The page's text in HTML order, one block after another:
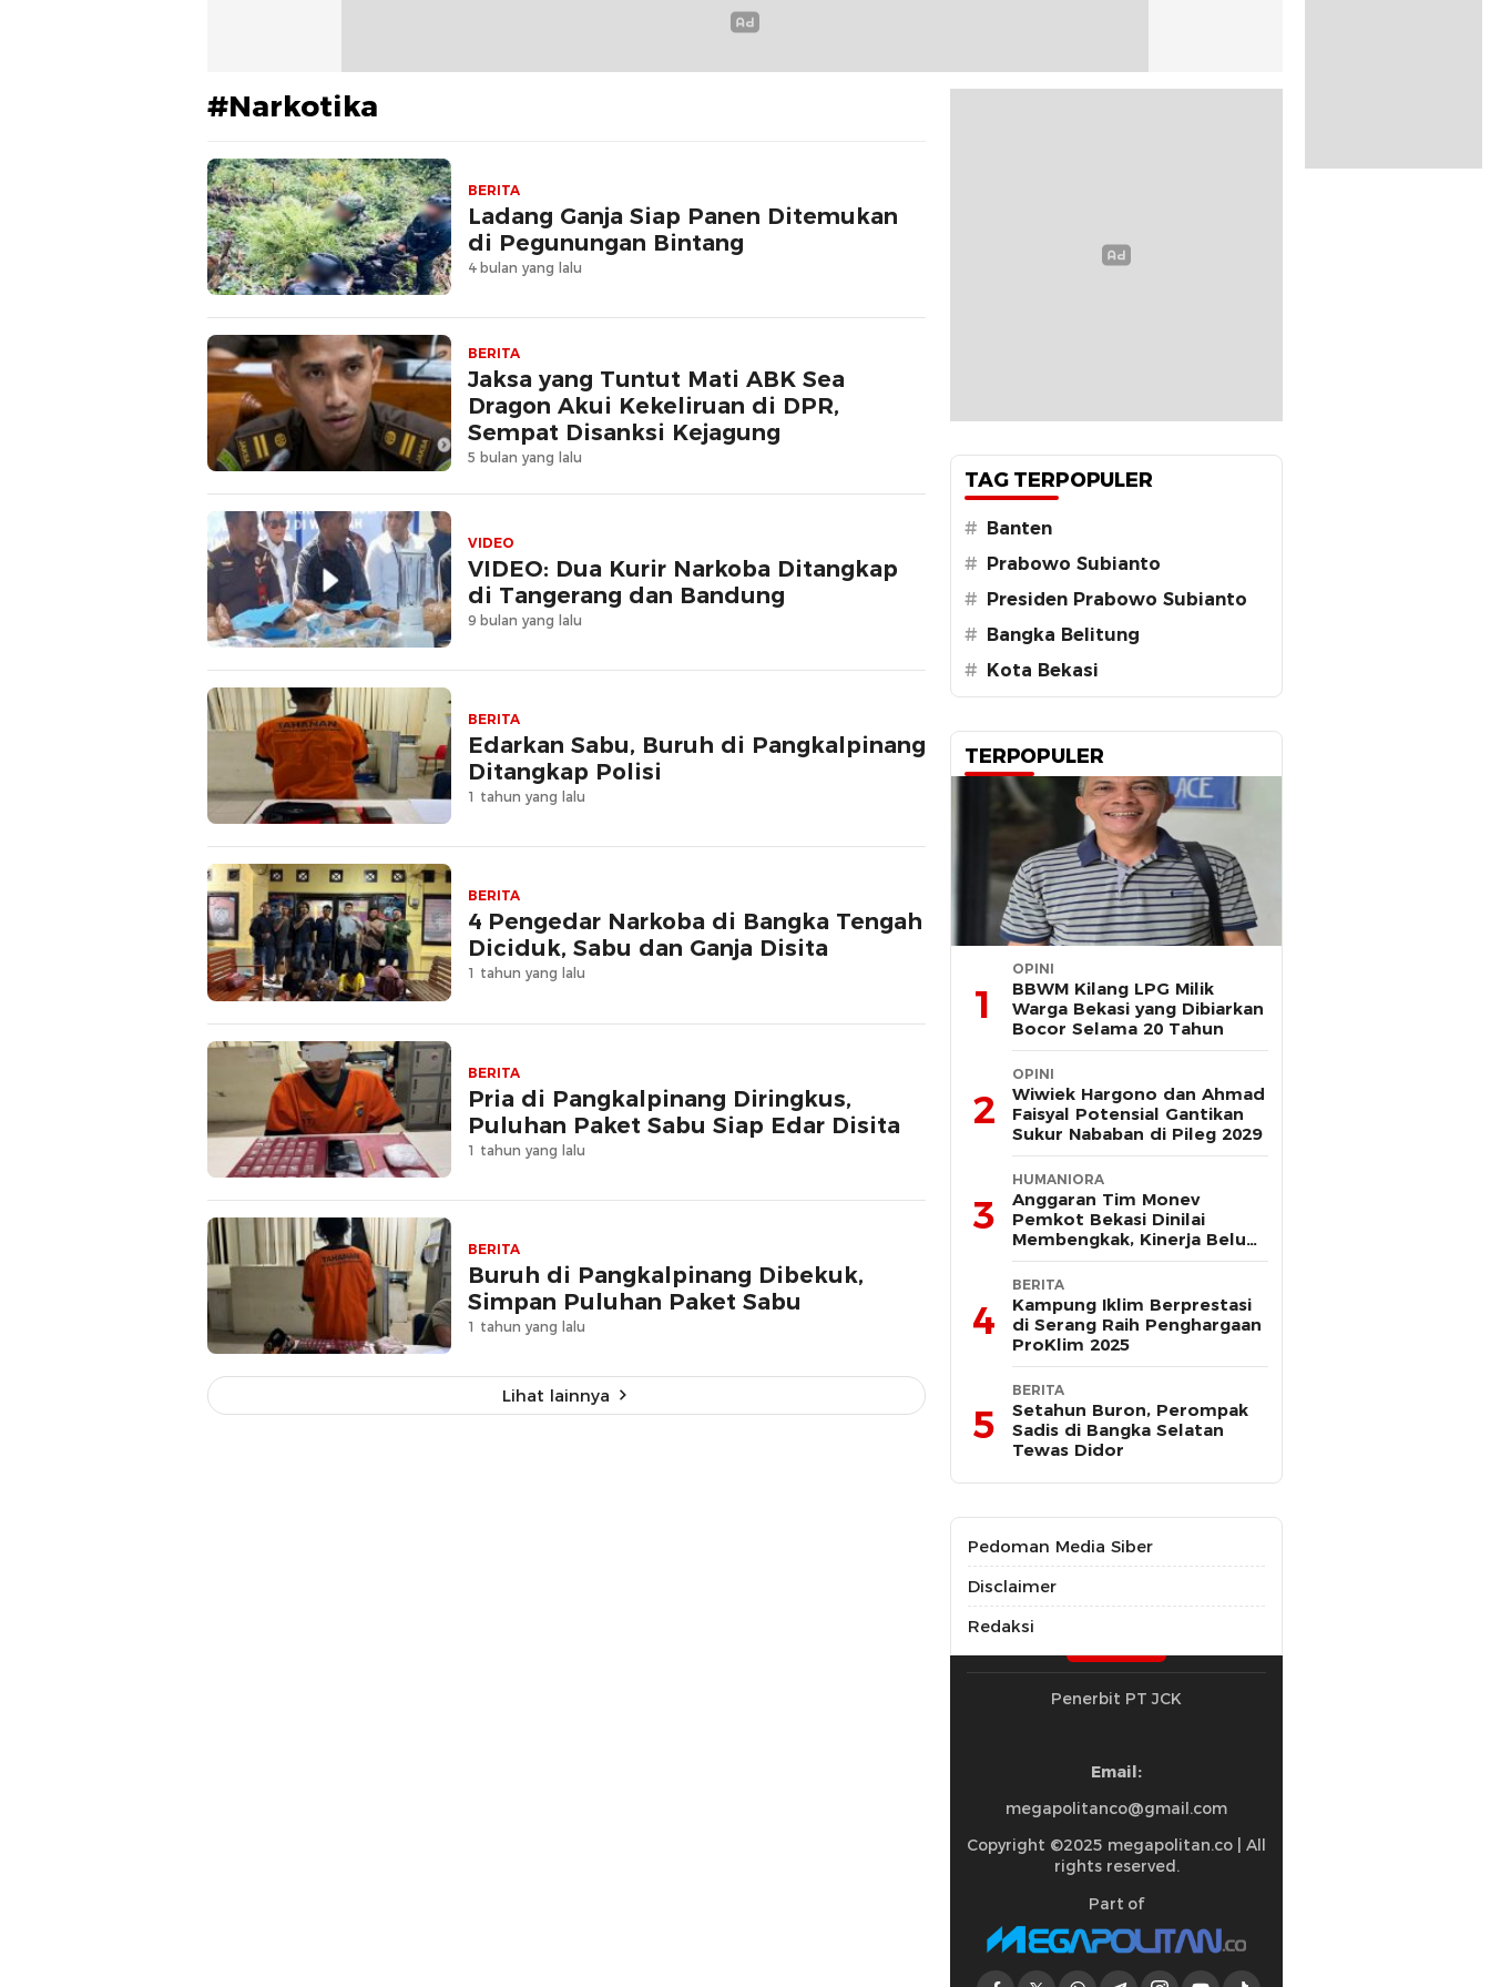
#Narkotika
BERITA
Ladang Ganja Siap Panen Ditemukan
di Pegunungan Bintang
4 bulan yang lalu
BERITA
Jaksa yang Tuntut Mati ABK Sea
Dragon Akui Kekeliruan di DPR,
Sempat Disanksi Kejagung
5 bulan yang lalu
VIDEO
VIDEO: Dua Kurir Narkoba Ditangkap
di Tangerang dan Bandung
9 bulan yang lalu
BERITA
Edarkan Sabu, Buruh di Pangkalpinang
Ditangkap Polisi
1 tahun yang lalu
BERITA
4 Pengedar Narkoba di Bangka Tengah
Diciduk, Sabu dan Ganja Disita
1 tahun yang lalu
BERITA
Pria di Pangkalpinang Diringkus,
Puluhan Paket Sabu Siap Edar Disita
1 tahun yang lalu
BERITA
Buruh di Pangkalpinang Dibekuk,
Simpan Puluhan Paket Sabu
1 tahun yang lalu
Lihat lainnya
TAG TERPOPULER
# Banten
# Prabowo Subianto
# Presiden Prabowo Subianto
# Bangka Belitung
# Kota Bekasi
TERPOPULER
1
OPINI
BBWM Kilang LPG Milik
Warga Bekasi yang Dibiarkan
Bocor Selama 20 Tahun
2
OPINI
Wiwiek Hargono dan Ahmad
Faisyal Potensial Gantikan
Sukur Nababan di Pileg 2029
3
HUMANIORA
Anggaran Tim Monev
Pemkot Bekasi Dinilai
Membengkak, Kinerja Belum
Terbukti Efektif
4
BERITA
Kampung Iklim Berprestasi
di Serang Raih Penghargaan
ProKlim 2025
5
BERITA
Setahun Buron, Perompak
Sadis di Bangka Selatan
Tewas Didor
Pedoman Media Siber
Disclaimer
Redaksi
Penerbit PT JCK
Email:
megapolitanco@gmail.com
Copyright ©2025 megapolitan.co | All
rights reserved.
Part of